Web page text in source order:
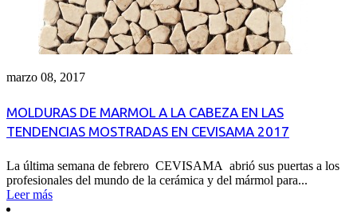
marzo 08, 2017
MOLDURAS DE MARMOL A LA CABEZA EN LAS
TENDENCIAS MOSTRADAS EN CEVISAMA 2017
La última semana de febrero CEVISAMA abrió sus puertas a los
profesionales del mundo de la cerámica y del mármol para...
Leer más